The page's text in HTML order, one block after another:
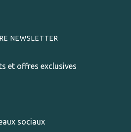
NEWSLETTER
et offres exclusives
sociaux